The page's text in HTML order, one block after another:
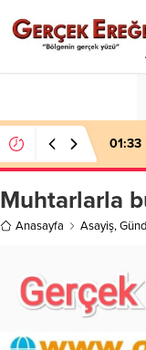
01:33
Muhtarlarla
Anasayfa Asayiş,